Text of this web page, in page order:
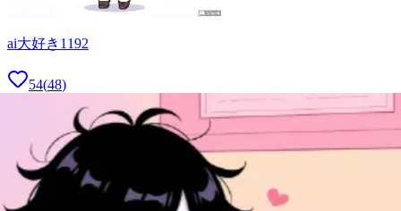
ai大好き1192
54(48)